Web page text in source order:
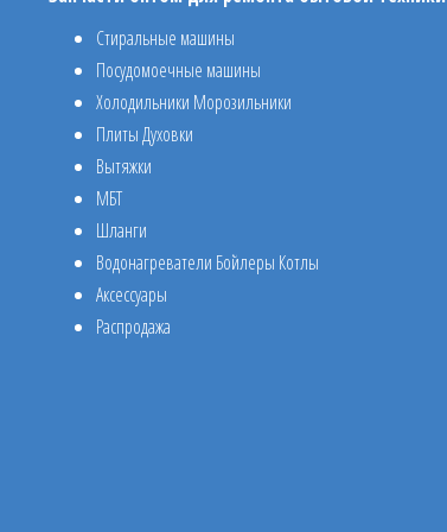
Стиральные машины
Посудомоечные машины
Холодильники Морозильники
Плиты Духовки
Вытяжки
МБТ
Шланги
Водонагреватели Бойлеры Котлы
Аксессуары
Распродажа